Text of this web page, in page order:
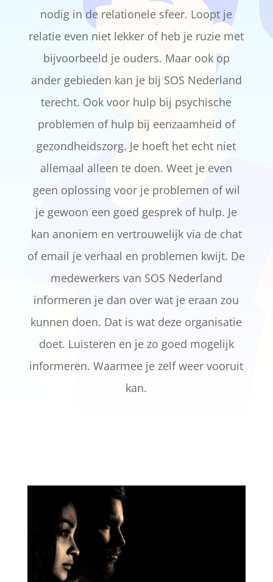
nodig in de relationele sfeer. Loopt je
relatie even niet lekker of heb je ruzie met
bijvoorbeeld je ouders. Maar ook op
ander gebieden kan je bij SOS Nederland
terecht. Ook voor hulp bij psychische
problemen of hulp bij eenzaamheid of
gezondheidszorg. Je hoeft het echt niet
allemaal alleen te doen. Weet je even
geen oplossing voor je problemen of wil
je gewoon een goed gesprek of hulp. Je
kan anoniem en vertrouwelijk via de chat
of email je verhaal en problemen kwijt. De
medewerkers van SOS Nederland
informeren je dan over wat je eraan zou
kunnen doen. Dat is wat deze organisatie
doet. Luisteren en je zo goed mogelijk
informeren. Waarmee je zelf weer vooruit
kan.